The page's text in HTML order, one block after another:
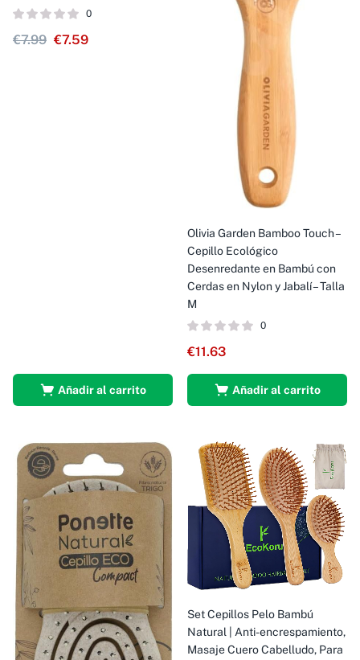
0
€7.99 €7.59
Añadir al carrito
Olivia Garden Bamboo Touch –
Cepillo Ecológico
Desenredante en Bambú con
Cerdas en Nylon y Jabalí – Talla
M
0
€11.63
Añadir al carrito
Set Cepillos Pelo Bambú
Natural | Anti-encrespamiento,
Masaje Cuero Cabelludo, Para